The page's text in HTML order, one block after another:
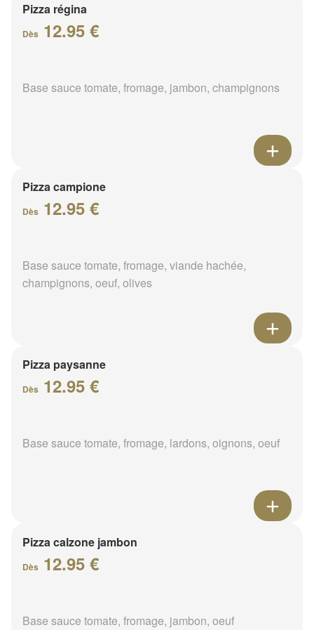
Pizza régina
Dès 12.95 €
Base sauce tomate, fromage, jambon, champignons
Pizza campione
Dès 12.95 €
Base sauce tomate, fromage, viande hachée,
champignons, oeuf, olives
Pizza paysanne
Dès 12.95 €
Base sauce tomate, fromage, lardons, oignons, oeuf
Pizza calzone jambon
Dès 12.95 €
Base sauce tomate, fromage, jambon, oeuf